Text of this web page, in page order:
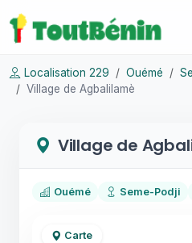
Localisation 229 Ouémé
Village de Agbalilamè
Village de
Ouémé Seme-Podji
Carte